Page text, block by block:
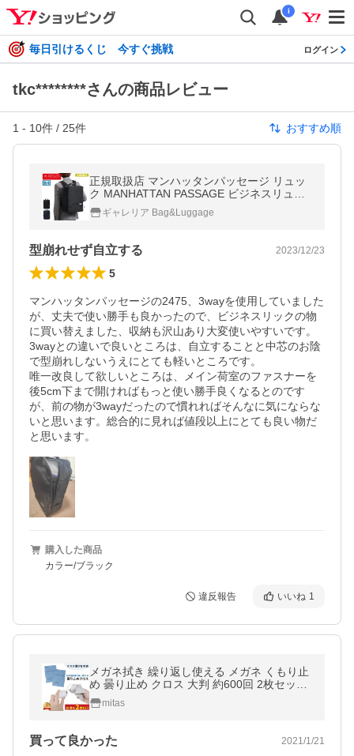
i
毎日引けるくじ 今すぐ挑戦 ログイン
tkc********さんの商品レビュー
1 - 10件 / 25件 おすすめ順
正規取扱店 マンハッタンパッセージ リュッ
ク MANHATTAN PASSAGE ビジネスリュッ
ク Est エスト ウェルオーガナイズド ビジネ
ス B4 5415
ギャレリア Bag&Luggage
型崩れせず自立する 2023/12/23
5
マンハッタンパッセージの2475、3wayを使用していました
が、丈夫で使い勝手も良かったので、ビジネスリックの物
に買い替えました、収納も沢山あり大変使いやすいです。
3wayとの違いで良いところは、自立することと中芯のお陰
で型崩れしないうえにとても軽いところです。
唯一改良して欲しいところは、メイン荷室のファスナーを
後5cm下まで開ければもっと使い勝手良くなるとのです
が、前の物が3wayだったので慣れればそんなに気にならな
いと思います。総合的に見れば値段以上にとても良い物だ
と思います。
購入した商品
カラー/ブラック
違反報告 いいね 1
メガネ拭き 繰り返し使える メガネ くもり止
め 曇り止め クロス 大判 約600回 2枚セット
クリーナー シート mitas ポイント消化
mitas
買って良かった 2021/1/21